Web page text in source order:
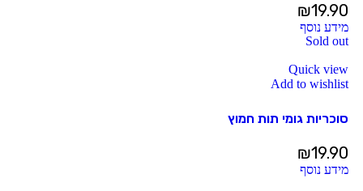
₪19.90
מידע נוסף
Sold out
Quick view
Add to wishlist
סוכריות גומי תות חמוץ
₪19.90
מידע נוסף